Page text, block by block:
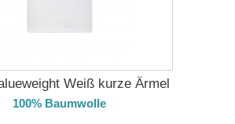
Weiß kurze Ärmel
100% Baumwolle